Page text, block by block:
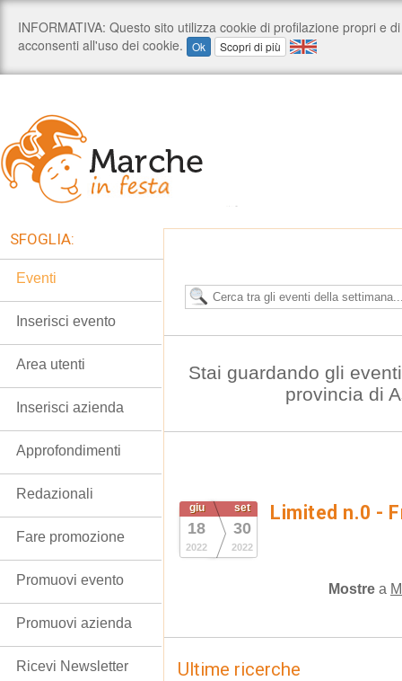
Stai guardando gli
provincia di
giu
18
2022
set
30
2022
Limited n.0 -
Mostre a
Ultime ricerche
SFOGLIA:
Eventi
Inserisci evento
Area utenti
Inserisci azienda
Approfondimenti
Redazionali
Fare promozione
Promuovi evento
Promuovi azienda
Ricevi Newsletter